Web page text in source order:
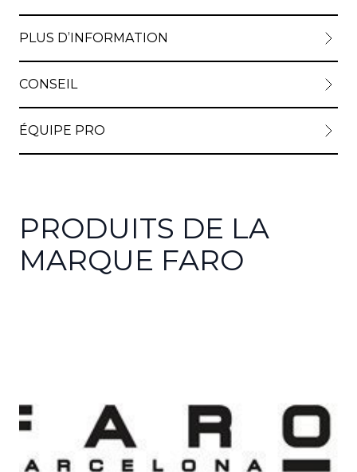
PLUS D’INFORMATION
CONSEIL
ÉQUIPE PRO
PRODUITS DE LA
MARQUE FARO